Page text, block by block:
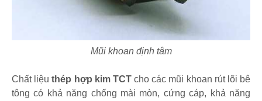
Mũi khoan định tâm
Chất liệu thép hợp kim TCTcho các mũi khoan rút lõi bê
tông có khả năng chống mài mòn, cứng cáp, khả năng